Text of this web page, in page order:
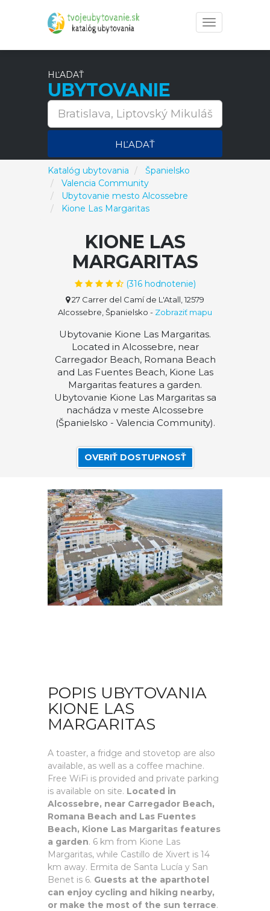
Toggle
navigation
HĽADAŤ
UBYTOVANIE
HĽADAŤ
Katalóg ubytovania
Španielsko
Valencia Community
Ubytovanie mesto Alcossebre
Kione Las Margaritas
KIONE LAS
MARGARITAS
(316hodnotenie)
27 Carrer del Camí de L'Atall, 12579
Alcossebre, Španielsko - Zobraziť mapu
Ubytovanie Kione Las Margaritas.
Located in Alcossebre, near
Carregador Beach, Romana Beach
and Las Fuentes Beach, Kione Las
Margaritas features a garden.
Ubytovanie Kione Las Margaritas sa
nachádza v meste Alcossebre
(Španielsko - Valencia Community).
OVERIŤ DOSTUPNOSŤ
POPIS UBYTOVANIA
KIONE LAS
MARGARITAS
A toaster, a fridge and stovetop are also
available, as well as a coffee machine.
Free WiFi is provided and private parking
is available on site. Located in
Alcossebre, near Carregador Beach,
Romana Beach and Las Fuentes
Beach, Kione Las Margaritas features
a garden. 6 km from Kione Las
Margaritas, while Castillo de Xivert is 14
km away. Ermita de Santa Lucía y San
Benet is 6. Guests at the aparthotel
can enjoy cycling and hiking nearby,
or make the most of the sun terrace.